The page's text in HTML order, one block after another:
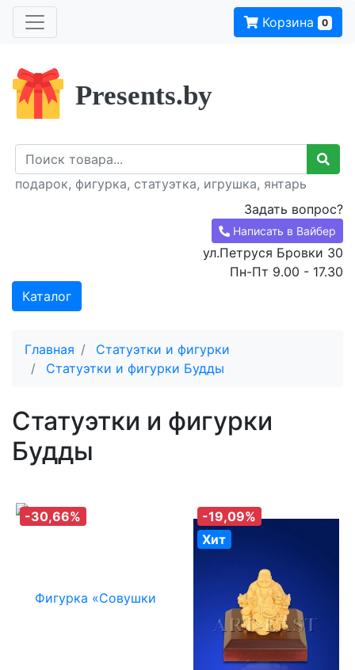
Корзина 0
Presents.by
подарок, фигурка, статуэтка, игрушка, янтарь
Задать вопрос?
Написать в Вайбер
ул.Петруся Бровки 30
Пн-Пт 9.00 - 17.30
Каталог
Главная
Статуэтки и фигурки
Статуэтки и фигурки Будды
Статуэтки и фигурки
Будды
-30,66%
-19,09%
Хит